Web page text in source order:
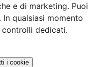
e di marketing. Puoi
qualsiasi momento
dedicati.
i cookie